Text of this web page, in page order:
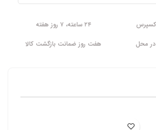
۲۴ ساعته، ۷ روز هفته
محل
هفت روز ضمانت بازگشت کالا